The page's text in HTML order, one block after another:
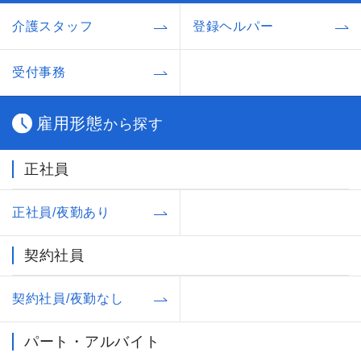
介護スタッフ 登録ヘルパー
受付事務
雇用形態から探す
正社員
正社員/夜勤あり
契約社員
契約社員/夜勤なし
パート・アルバイト